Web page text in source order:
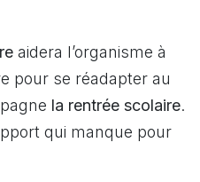
aidera l’organisme à
pour se réadapter au
la rentrée scolaire.
qui manque pour